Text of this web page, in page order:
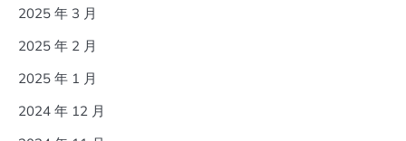
2025 年 3 月
2025 年 2 月
2025 年 1 月
2024 年 12 月